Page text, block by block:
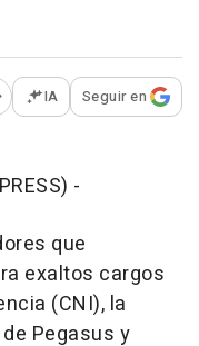
opciones para
IA Seguir en
-
que
exaltos cargos
(CNI), la
Pegasus y